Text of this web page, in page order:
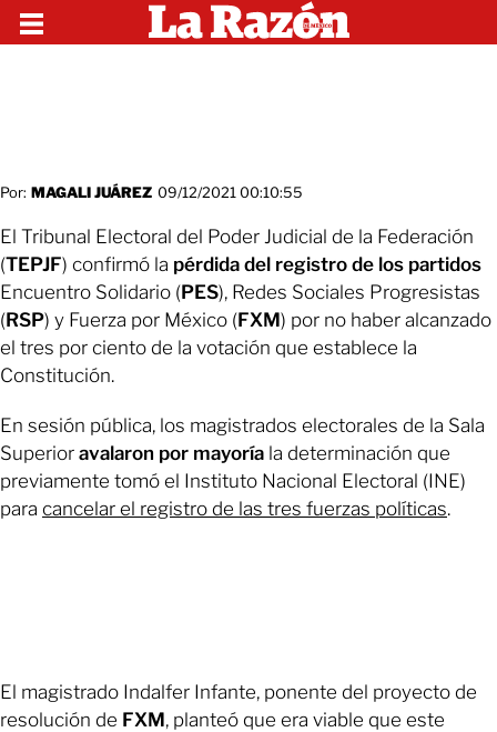
Por: MAGALI JUÁREZ 09/12/2021 00:10:55
El Tribunal Electoral del Poder Judicial de la Federación
(TEPJF) confirmó la pérdida del registro de los partidos
Encuentro Solidario (PES), Redes Sociales Progresistas
(RSP) y Fuerza por México (FXM) por no haber alcanzado
el tres por ciento de la votación que establece la
Constitución.
En sesión pública, los magistrados electorales de la Sala
Superior avalaron por mayoría la determinación que
previamente tomó el Instituto Nacional Electoral (INE)
para cancelar el registro de las tres fuerzas políticas.
El magistrado Indalfer Infante, ponente del proyecto de
resolución de FXM, planteó que era viable que este